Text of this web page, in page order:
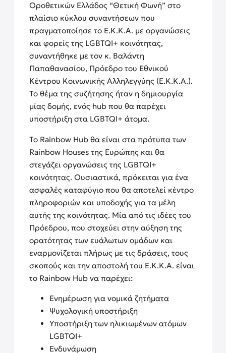
Οροθετικών Ελλάδος “Θετική Φωνή” στο
πλαίσιο κύκλου συναντήσεων που
πραγματοποίησε το Ε.Κ.Κ.Α. με οργανώσεις
και φορείς της LGBTQI+ κοινότητας,
συναντήθηκε με τον κ. Βαλάντη
Παπαθανασίου, Πρόεδρο του Εθνικού
Κέντρου Κοινωνικής Αλληλεγγύης (Ε.Κ.Κ.Α.).
Το θέμα της συζήτησης ήταν η δημιουργία
μίας δομής, ενός hub που θα παρέχει
υποστήριξη στα LGBTQΙ+ άτομα.
Το Rainbow Hub θα είναι στα πρότυπα των
Rainbow Houses της Ευρώπης και θα
στεγάζει οργανώσεις της LGBTQI+
κοινότητας. Ουσιαστικά, πρόκειται για ένα
ασφαλές καταφύγιο που θα αποτελεί κέντρο
πληροφοριών και υποδοχής για τα μέλη
αυτής της κοινότητας. Μία από τις ιδέες του
Πρόεδρου, που στοχεύει στην αύξηση της
ορατότητας των ευάλωτων ομάδων και
εναρμονίζεται πλήρως με τις δράσεις, τους
σκοπούς και την αποστολή του Ε.Κ.Κ.Α. είναι
το Rainbow Hub να παρέχει:
Ενημέρωση για νομικά ζητήματα
Ψυχολογική υποστήριξη
Υποστήριξη των ηλικιωμένων ατόμων
LGBTQΙ+
Ενδυνάμωση